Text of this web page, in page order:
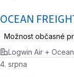
OCEAN
Možnost občasné
Logwin Air +
4. srpna